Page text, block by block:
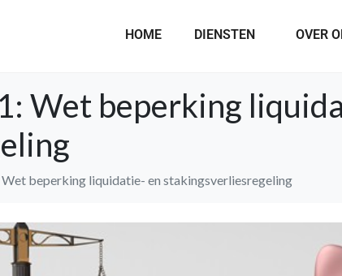
HOME DIENSTEN OVER
Wet beperking
beperking liquidatie- en stakingsverliesregeling